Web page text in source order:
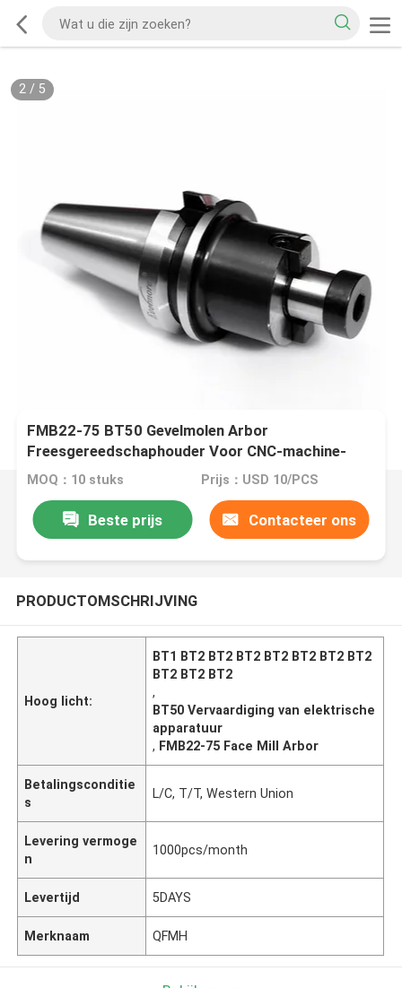
2/ 5
FMB22-75 BT50 Gevelmolen Arbor
Freesgereedschaphouder Voor CNC-machine-
snijdmachine
MOQ：10 stuks Prijs：USD 10/PCS
Beste prijs Contacteer ons
PRODUCTOMSCHRIJVING
Hoog licht:
BT1 BT2 BT2 BT2 BT2 BT2 BT2 BT2
BT2 BT2 BT2
,
BT50 Vervaardiging van elektrische
apparatuur
, FMB22-75 Face Mill Arbor
Betalingsconditie
s
L/C, T/T, Western Union
Levering vermoge
n
1000pcs/month
Levertijd 5DAYS
Merknaam QFMH